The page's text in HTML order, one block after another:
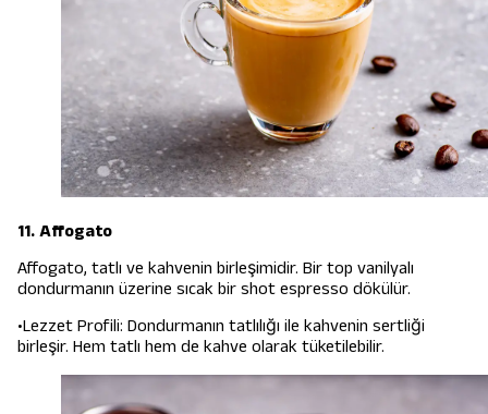
11. Affogato
Affogato, tatlı ve kahvenin birleşimidir. Bir top vanilyalı
dondurmanın üzerine sıcak bir shot espresso dökülür.
•Lezzet Profili: Dondurmanın tatlılığı ile kahvenin sertliği
birleşir. Hem tatlı hem de kahve olarak tüketilebilir.